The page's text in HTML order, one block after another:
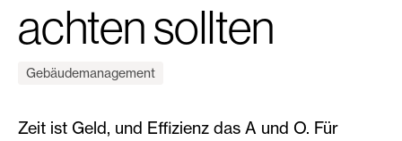
achten sollten
Gebäudemanagement
Zeit ist Geld, und Effizienz das A und O. Für